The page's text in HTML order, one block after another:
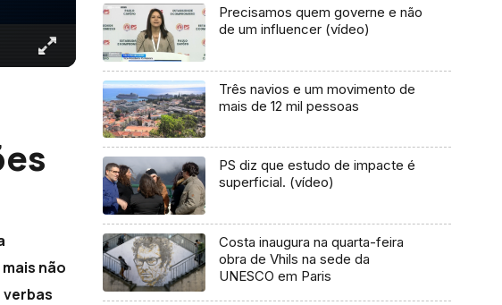
não
verbas
Precisamos quem governe e não
de um influencer (vídeo)
Três navios e um movimento de
mais de 12 mil pessoas
PS diz que estudo de impacte é
superficial. (vídeo)
Costa inaugura na quarta-feira
obra de Vhils na sede da
UNESCO em Paris